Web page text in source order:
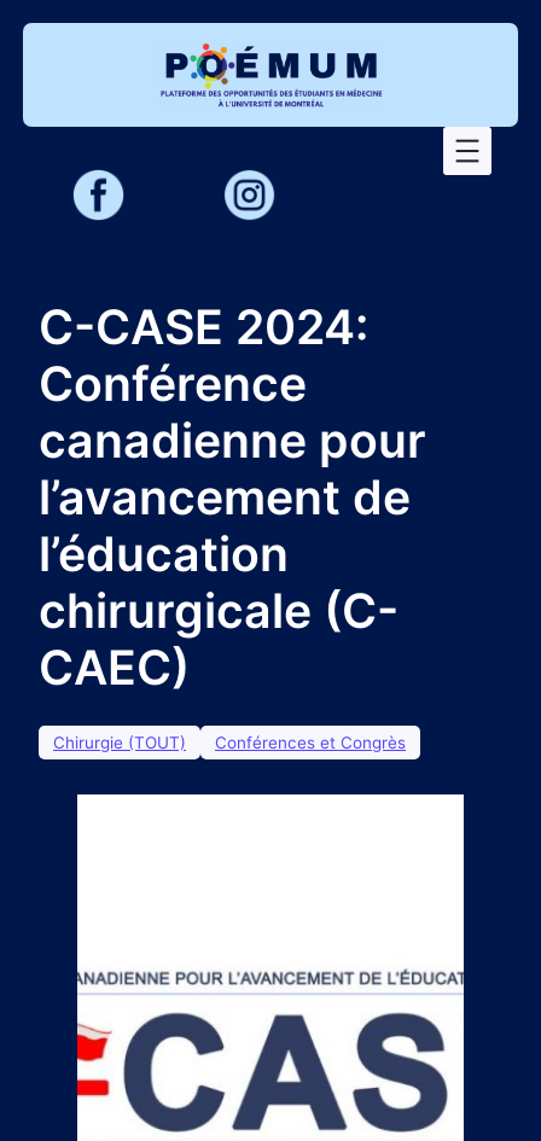
Aller
C-CASE 2024:
Conférence
canadienne pour
l’avancement de
l’éducation
chirurgicale (C-
CAEC)
Chirurgie (TOUT) Conférences et Congrès